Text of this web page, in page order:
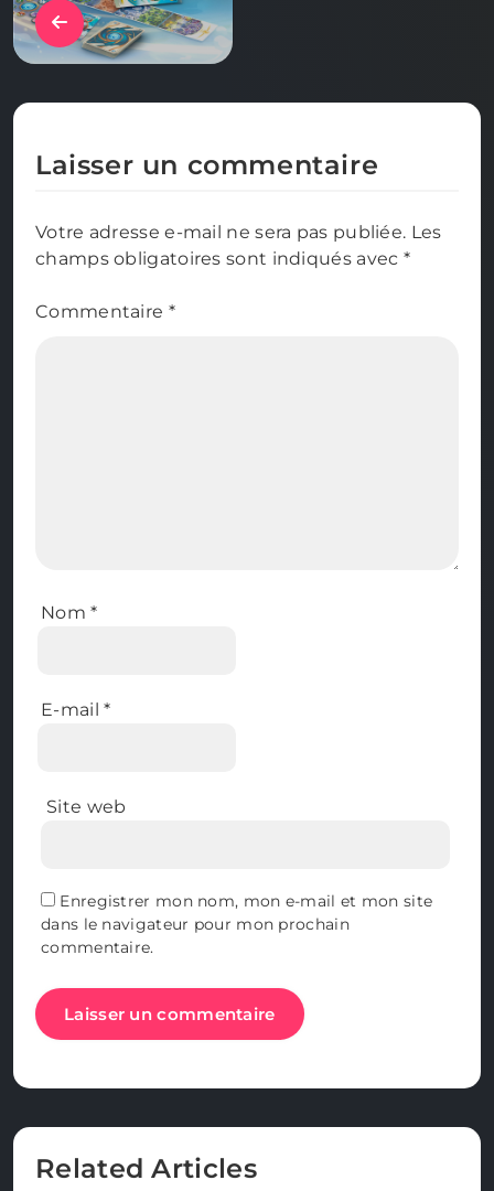
Laisser un commentaire
Votre adresse e-mail ne sera pas publiée. Les
champs obligatoires sont indiqués avec *
Commentaire *
Nom*
E-mail*
Site web
Enregistrer mon nom, mon e-mail et mon site
dans le navigateur pour mon prochain
commentaire.
Related Articles